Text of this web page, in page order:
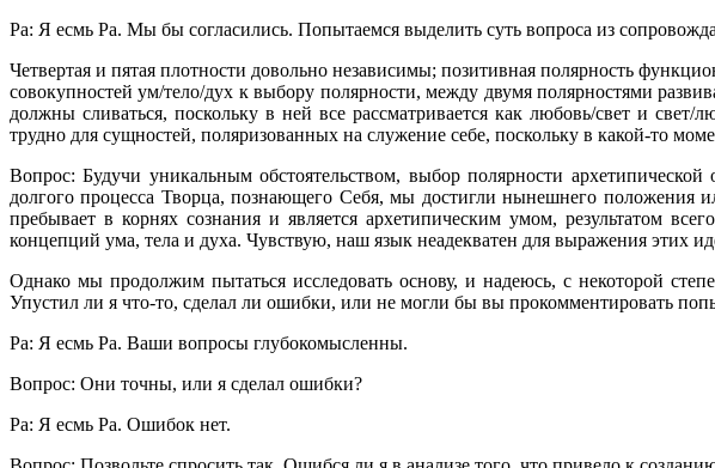
Ра: Я есмь Ра. Мы бы согласились. Попытаемся выделить суть вопроса из
Четвертая и пятая плотности довольно независимы; позитивная полярность
совокупностей ум/тело/дух к выбору полярности, между двумя полярностями
должны сливаться, поскольку в ней все рассматривается как любовь/свет и
трудно для сущностей, поляризованных на служение себе, поскольку в какой-то
Вопрос: Будучи уникальным обстоятельством, выбор полярности
долгого процесса Творца, познающего Себя, мы достигли нынешнего положения
пребывает в корнях сознания и является архетипическим умом, результатом
концепций ума, тела и духа. Чувствую, наш язык неадекватен для выражения этих
Однако мы продолжим пытаться исследовать основу, и надеюсь, с некоторой
Упустил ли я что-то, сделал ли ошибки, или не могли бы вы прокомментировать
Ра: Я есмь Ра. Ваши вопросы глубокомысленны.
Вопрос: Они точны, или я сделал ошибки?
Ра: Я есмь Ра. Ошибок нет.